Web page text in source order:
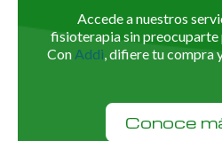
Accede a nuestros
fisioterapia sin preocuparte
Con Addi , difiere tu compra
Conoce